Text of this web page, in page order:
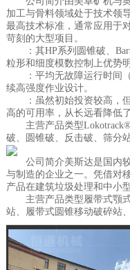
加工与骨料领域处于技术领
最高技术标准，通常应用于
苛刻的大型项目。
：其HP系列圆锥破、
粒形和细度模数控制上优势明
：平均无故障运行时间（
续高强度作业设计。
：虽然初始投资较高，但
高的可用率，从长远看降低
主营产品类型Lokotrack®
破、圆锥破、反击破、筛分站
公司简介美斯达是国内较
与制造的企业之一。凭借对
产品在建筑垃圾处理和中小
主营产品类型履带式颚式
站、履带式圆锥移动破碎站